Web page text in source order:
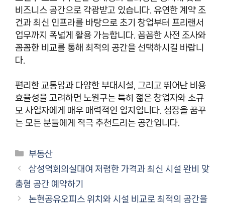
비즈니스 공간으로 각광받고 있습니다. 유연한 계약 조
건과 최신 인프라를 바탕으로 초기 창업부터 프리랜서
업무까지 폭넓게 활용 가능합니다. 꼼꼼한 사전 조사와
꼼꼼한 비교를 통해 최적의 공간을 선택하시길 바랍니
다.
편리한 교통망과 다양한 부대시설, 그리고 뛰어난 비용
효율성을 고려하면 노원구는 특히 젊은 창업자와 소규
모 사업자에게 매우 매력적인 입지입니다. 성장을 꿈꾸
는 모든 분들에게 적극 추천드리는 공간입니다.
카
테
리
부동산
삼성역회의실대여 저렴한 가격과 최신 시설 완비 맞
춤형 공간 예약하기
논현공유오피스 위치와 시설 비교로 최적의 공간을